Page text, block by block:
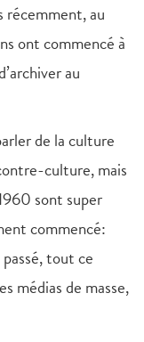
récemment, au
ont commencé à
au
de la culture
culture, mais
sont super
commencé:
tout ce
médias de masse,